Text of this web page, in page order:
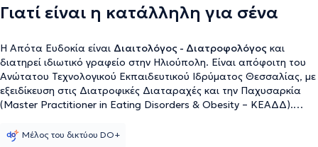
Γιατί είναι η κατάλληλη για σένα
Η Απότα Ευδοκία είναι Διαιτολόγος - Διατροφολόγος και
διατηρεί ιδιωτικό γραφείο στην Ηλιούπολη. Είναι απόφοιτη του
Ανώτατου Τεχνολογικού Εκπαιδευτικού Ιδρύματος Θεσσαλίας, με
εξειδίκευση στις Διατροφικές Διαταραχές και την Παχυσαρκία
(Master Practitioner in Eating Disorders & Obesity – ΚΕΑΔΔ).
πρακτική της άσκηση στο Γενικό Νοσοκομείο Τρικάλων,
Μέλος του δικτύου DO+